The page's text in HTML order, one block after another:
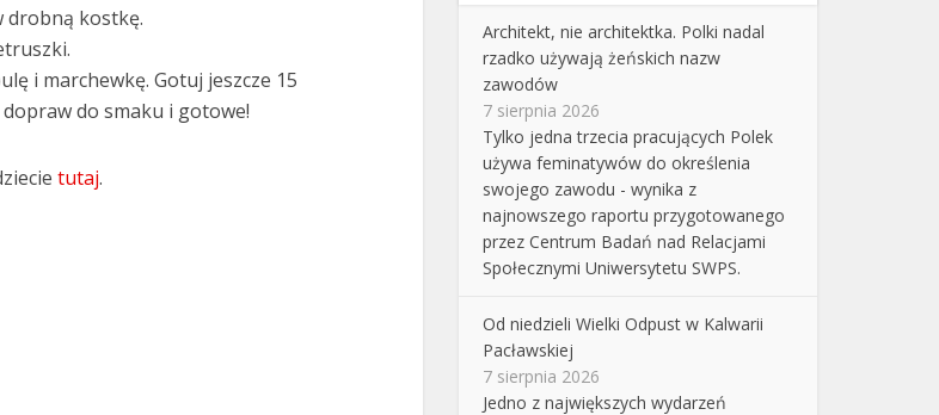
drobną kostkę.
i marchewkę. Gotuj jeszcze 15
do smaku i gotowe!
tutaj.
Architekt, nie architektka. Polki nadal
rzadko używają żeńskich nazw
zawodów
7 sierpnia 2026
Tylko jedna trzecia pracujących Polek
używa feminatywów do określenia
swojego zawodu - wynika z
najnowszego raportu przygotowanego
przez Centrum Badań nad Relacjami
Społecznymi Uniwersytetu SWPS.
Od niedzieli Wielki Odpust w Kalwarii
Pacławskiej
7 sierpnia 2026
Jedno z największych wydarzeń